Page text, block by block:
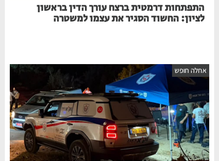
התפתחות דרמטית ברצח עורך הדין בראשון
לציון: החשוד הסגיר את עצמו למשטרה
אחלה חופש